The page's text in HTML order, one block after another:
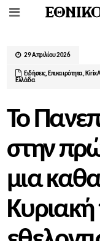
29 Απριλίου 2026
Ειδήσεις, Επικαιρότητα,
Ελλάδα
Το
στην
μια